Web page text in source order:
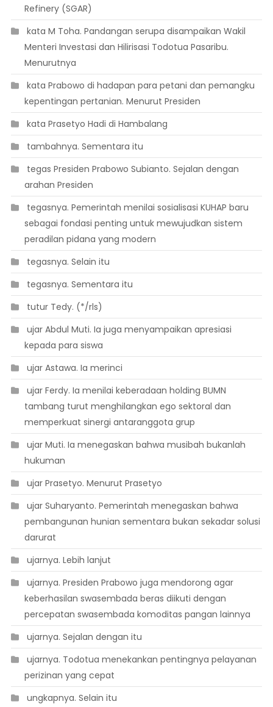
Refinery (SGAR)
 kata M Toha. Pandangan serupa disampaikan Wakil
Menteri Investasi dan Hilirisasi Todotua Pasaribu.
Menurutnya
 kata Prabowo di hadapan para petani dan pemangku
kepentingan pertanian. Menurut Presiden
 kata Prasetyo Hadi di Hambalang
 tambahnya. Sementara itu
 tegas Presiden Prabowo Subianto. Sejalan dengan
arahan Presiden
 tegasnya. Pemerintah menilai sosialisasi KUHAP baru
sebagai fondasi penting untuk mewujudkan sistem
peradilan pidana yang modern
 tegasnya. Selain itu
 tegasnya. Sementara itu
 tutur Tedy. (*/rls)
 ujar Abdul Muti. Ia juga menyampaikan apresiasi
kepada para siswa
 ujar Astawa. Ia merinci
 ujar Ferdy. Ia menilai keberadaan holding BUMN
tambang turut menghilangkan ego sektoral dan
memperkuat sinergi antaranggota grup
 ujar Muti. Ia menegaskan bahwa musibah bukanlah
hukuman
 ujar Prasetyo. Menurut Prasetyo
 ujar Suharyanto. Pemerintah menegaskan bahwa
pembangunan hunian sementara bukan sekadar solusi
darurat
 ujarnya. Lebih lanjut
 ujarnya. Presiden Prabowo juga mendorong agar
keberhasilan swasembada beras diikuti dengan
percepatan swasembada komoditas pangan lainnya
 ujarnya. Sejalan dengan itu
 ujarnya. Todotua menekankan pentingnya pelayanan
perizinan yang cepat
 ungkapnya. Selain itu